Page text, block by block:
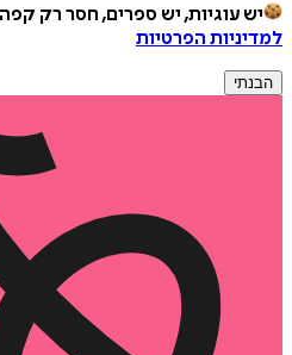
יש עוגיות, יש ספרים, חסר רק
למדיניות הפרטיות
הבנתי